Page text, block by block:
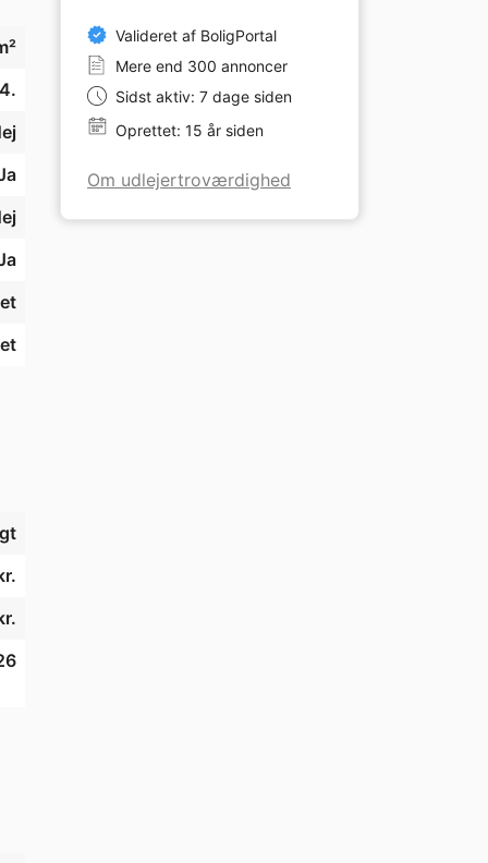
4.
Valideret af BoligPortal
Mere end 300 annoncer
Sidst aktiv: 7 dage siden
Oprettet: 15 år siden
Om udlejertroværdighed